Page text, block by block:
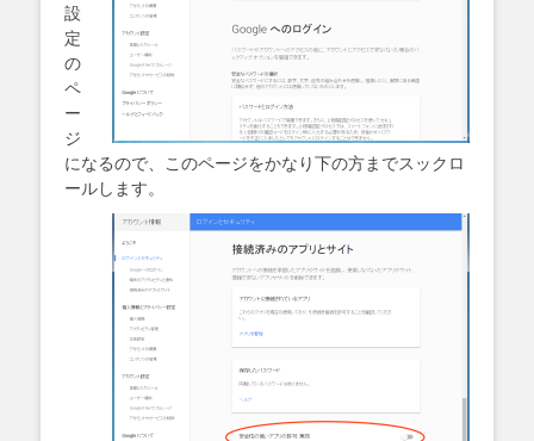
設
定
の
ペ
ー
ジ
になるので、このページをかなり下の方までスックロ
ールします。